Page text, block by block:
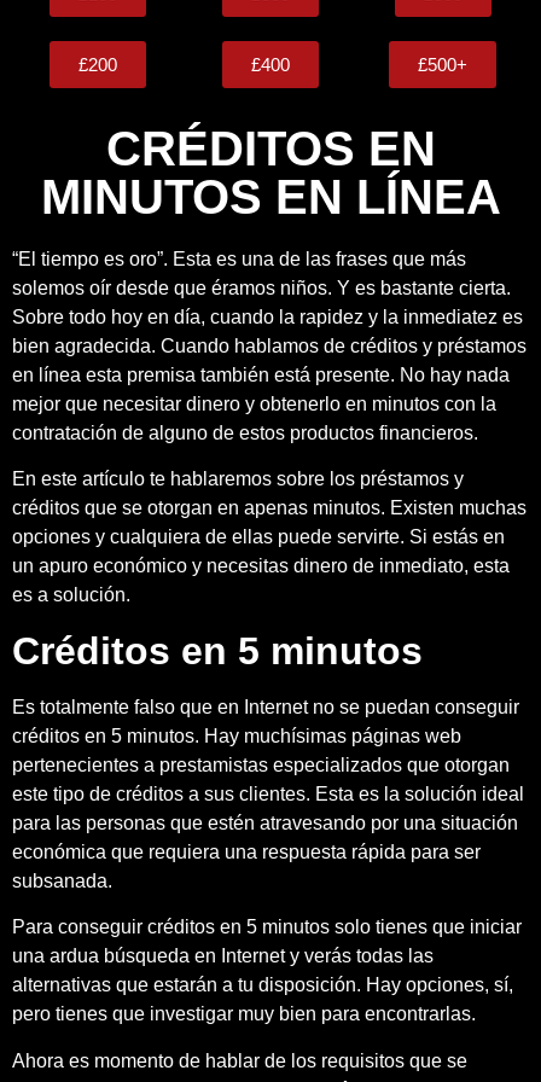
£200 £400 £500+
CRÉDITOS EN
MINUTOS EN LÍNEA
“El tiempo es oro”. Esta es una de las frases que más
solemos oír desde que éramos niños. Y es bastante cierta.
Sobre todo hoy en día, cuando la rapidez y la inmediatez es
bien agradecida. Cuando hablamos de créditos y préstamos
en línea esta premisa también está presente. No hay nada
mejor que necesitar dinero y obtenerlo en minutos con la
contratación de alguno de estos productos financieros.
En este artículo te hablaremos sobre los préstamos y
créditos que se otorgan en apenas minutos. Existen muchas
opciones y cualquiera de ellas puede servirte. Si estás en
un apuro económico y necesitas dinero de inmediato, esta
es a solución.
Créditos en 5 minutos
Es totalmente falso que en Internet no se puedan conseguir
créditos en 5 minutos. Hay muchísimas páginas web
pertenecientes a prestamistas especializados que otorgan
este tipo de créditos a sus clientes. Esta es la solución ideal
para las personas que estén atravesando por una situación
económica que requiera una respuesta rápida para ser
subsanada.
Para conseguir créditos en 5 minutos solo tienes que iniciar
una ardua búsqueda en Internet y verás todas las
alternativas que estarán a tu disposición. Hay opciones, sí,
pero tienes que investigar muy bien para encontrarlas.
Ahora es momento de hablar de los requisitos que se